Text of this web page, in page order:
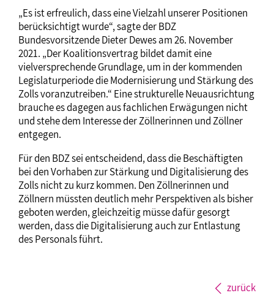
„Es ist erfreulich, dass eine Vielzahl unserer Positionen
berücksichtigt wurde“, sagte der BDZ
Bundesvorsitzende Dieter Dewes am 26. November
2021. „Der Koalitionsvertrag bildet damit eine
vielversprechende Grundlage, um in der kommenden
Legislaturperiode die Modernisierung und Stärkung des
Zolls voranzutreiben.“ Eine strukturelle Neuausrichtung
brauche es dagegen aus fachlichen Erwägungen nicht
und stehe dem Interesse der Zöllnerinnen und Zöllner
entgegen.
Für den BDZ sei entscheidend, dass die Beschäftigten
bei den Vorhaben zur Stärkung und Digitalisierung des
Zolls nicht zu kurz kommen. Den Zöllnerinnen und
Zöllnern müssten deutlich mehr Perspektiven als bisher
geboten werden, gleichzeitig müsse dafür gesorgt
werden, dass die Digitalisierung auch zur Entlastung
des Personals führt.
zurück